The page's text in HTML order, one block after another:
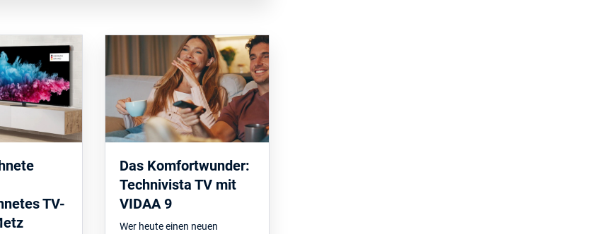
TV-
Das Komfortwunder:
Technivista TV mit
VIDAA 9
Wer heute einen neuen